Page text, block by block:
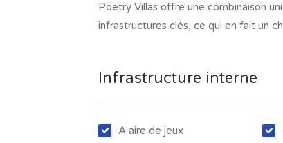
Poetry Villas offre une combinaison
infrastructures clés, ce qui en fait un
Infrastructure interne
A aire de jeux